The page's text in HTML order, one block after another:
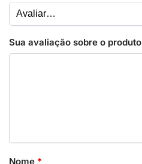
Sua avaliação sobre o produto
Nome *